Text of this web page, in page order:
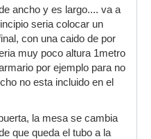
ancho y es largo.... va a
seria colocar un
con una caido de por
muy poco altura 1metro
por ejemplo para no
no esta incluido en el
la mesa se cambia
que queda el tubo a la